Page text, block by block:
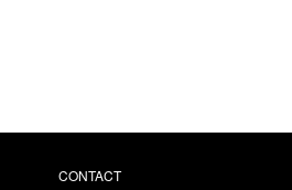
CONTACT